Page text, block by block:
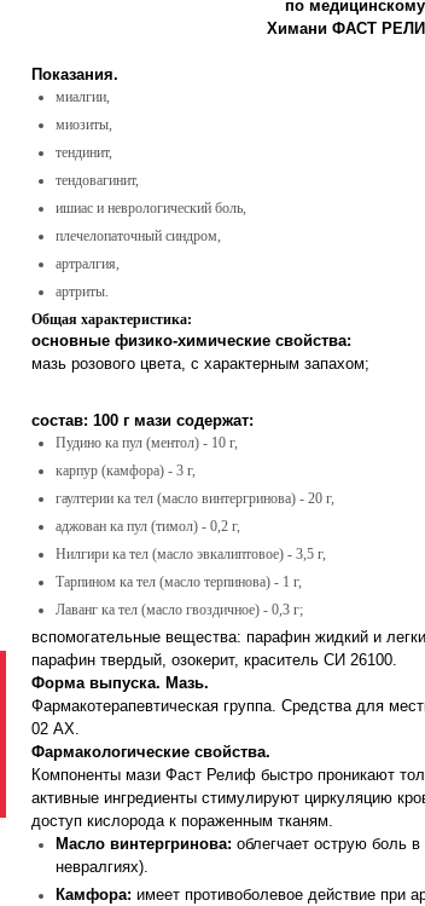
по
Химани ФАСТ
Показания.
миалгии,
миозиты,
тендинит,
тендовагинит,
ишиас и неврологический боль,
плечелопаточный синдром,
артралгия,
артриты.
Общая характеристика:
основные физико-химические свойства:
мазь розового цвета, с характерным запахом;
состав: 100 г мази содержат:
Пудино ка пул (ментол) - 10 г,
карпур (камфора) - 3 г,
гаултерии ка тел (масло винтергринова) - 20 г,
аджован ка пул (тимол) - 0,2 г,
Нилгири ка тел (масло эвкалиптовое) - 3,5 г,
Тарпином ка тел (масло терпинова) - 1 г,
Лаванг ка тел (масло гвоздичное) - 0,3 г;
вспомогательные вещества: парафин жидкий и
парафин твердый, озокерит, краситель СИ 26100.
Форма выпуска. Мазь.
Фармакотерапевтическая группа. Средства для
02 АХ.
Фармакологические свойства.
Компоненты мази Фаст Релиф быстро проникают
активные ингредиенты стимулируют циркуляцию
доступ кислорода к пораженным тканям.
Масло винтергринова: облегчает острую боль
невралгиях).
Камфора: имеет противоболевое действие при